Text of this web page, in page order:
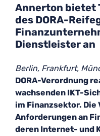
Annerton bietet
des DORA-
Dienstleister an
Berlin, Frankfurt,
DORA-Verordnung
wachsenden IKT-
im Finanzsektor.
Anforderungen an
deren Internet- und